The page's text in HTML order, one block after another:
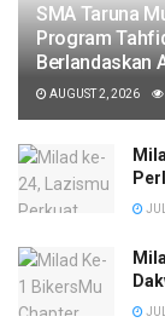
SMA Taruna
Program
Berlandaskan
AUGUST 2, 2026